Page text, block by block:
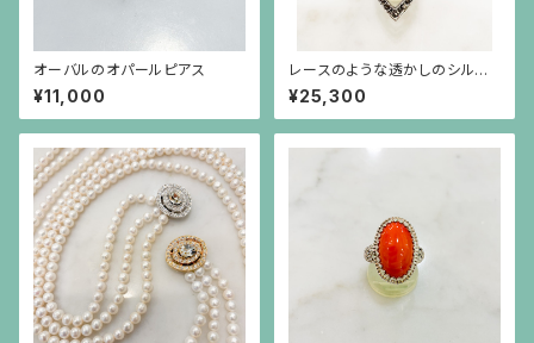
オーバルのオパールピアス
¥11,000
レースのような透かしのシルバ
ーリング
¥25,300